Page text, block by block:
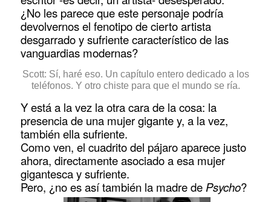
¿No les parece que este personaje podría
devolvernos el fenotipo de cierto artista
desgarrado y sufriente característico de las
vanguardias modernas?
Scott: Sí, haré eso. Un capítulo entero dedicado a los
teléfonos. Y otro chiste para que el mundo se ría.
Y está a la vez la otra cara de la cosa: la
presencia de una mujer gigante y, a la vez,
también ella sufriente.
Como ven, el cuadrito del pájaro aparece justo
ahora, directamente asociado a esa mujer
gigantesca y sufriente.
Pero, ¿no es así también la madre de Psycho?